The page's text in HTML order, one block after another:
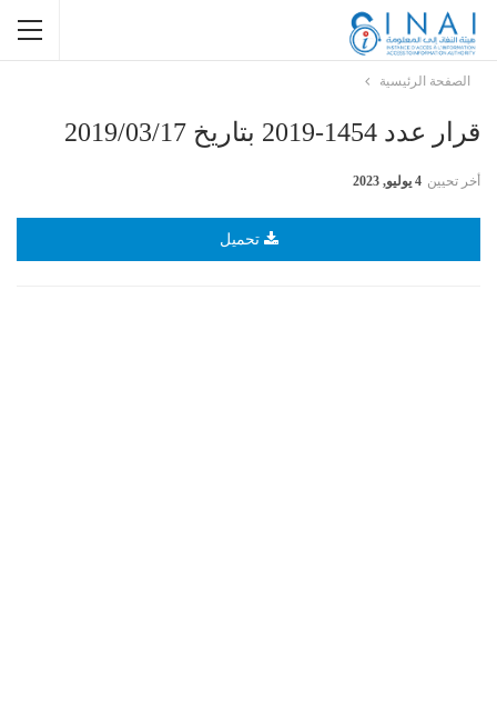
الصفحة الرئيسية
قرار عدد 1454-2019 بتاريخ 2019/03/17
أخر تحيين 4 يوليو, 2023
تحميل